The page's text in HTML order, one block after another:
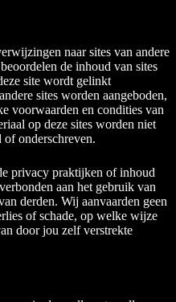
naar sites van andere
de inhoud van sites
site wordt gelinkt
sites worden aangeboden,
voorwaarden en condities van
op deze sites worden niet
onderschreven.
privacy praktijken of inhoud
aan het gebruik van
derden. Wij aanvaarden geen
of schade, op welke wijze
door jou zelf verstrekte